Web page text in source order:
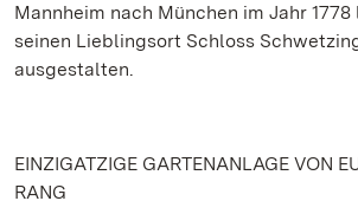
Mannheim nach München im Jahr
seinen Lieblingsort Schloss
ausgestalten.
EINZIGATZIGE GARTENANLAGE VON
RANG